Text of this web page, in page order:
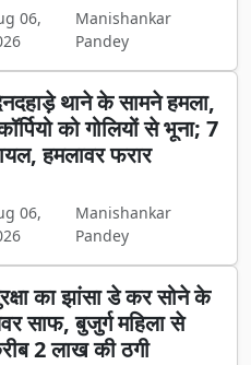
06,
Manishankar
Pandey
थाने के सामने हमला,
को गोलियों से भूना; 7
हमलावर फरार
06,
Manishankar
Pandey
का झांसा डे कर सोने के
साफ, बुजुर्ग महिला से
2 लाख की ठगी